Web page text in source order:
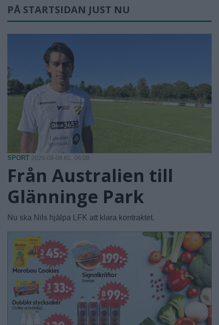
PÅ STARTSIDAN JUST NU
SPORT 2026-08-06 KL. 06:00
Från Australien till
Glänninge Park
Nu ska Nils hjälpa LFK att klara kontraktet.